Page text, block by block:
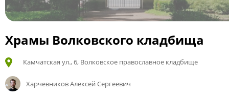
Храмы Волковского кладбища
Камчатская ул., 6, Волковское православное кладбище
Харчевников Алексей Сергеевич